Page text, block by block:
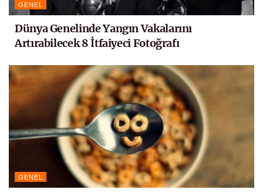
GENEL
Dünya Genelinde Yangın Vakalarını
Artırabilecek 8 İtfaiyeci Fotoğrafı
GENEL